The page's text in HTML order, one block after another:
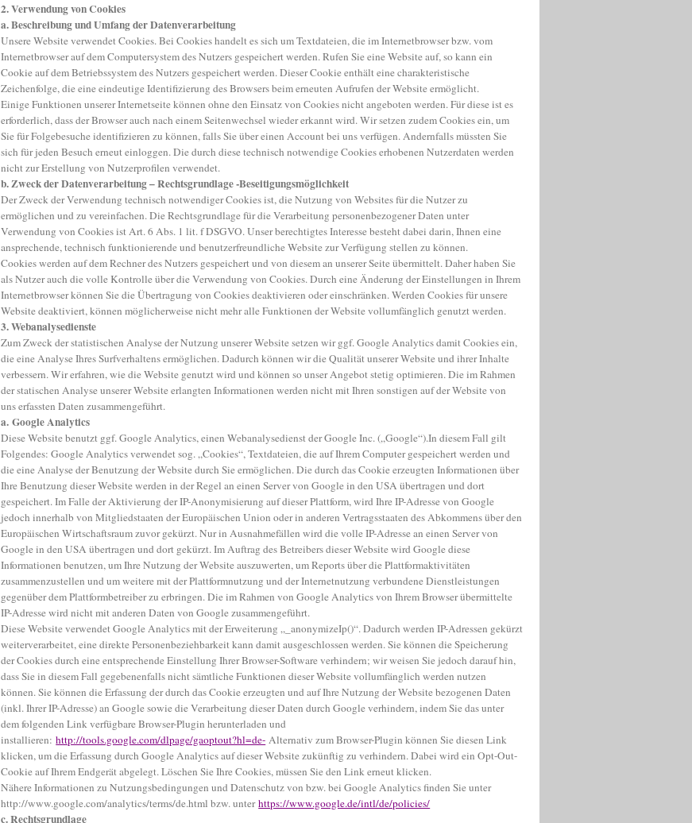
2. Verwendung von Cookies
a. Beschreibung und Umfang der Datenverarbeitung
Unsere Website verwendet Cookies. Bei Cookies handelt es sich um Textdateien, die im Internetbrowser bzw. vom
Internetbrowser auf dem Computersystem des Nutzers gespeichert werden. Rufen Sie eine Website auf, so kann ein
Cookie auf dem Betriebssystem des Nutzers gespeichert werden. Dieser Cookie enthält eine charakteristische
Zeichenfolge, die eine eindeutige Identifizierung des Browsers beim erneuten Aufrufen der Website ermöglicht.
Einige Funktionen unserer Internetseite können ohne den Einsatz von Cookies nicht angeboten werden. Für diese ist es
erforderlich, dass der Browser auch nach einem Seitenwechsel wieder erkannt wird. Wir setzen zudem Cookies ein, um
Sie für Folgebesuche identifizieren zu können, falls Sie über einen Account bei uns verfügen. Andernfalls müssten Sie
sich für jeden Besuch erneut einloggen. Die durch diese technisch notwendige Cookies erhobenen Nutzerdaten werden
nicht zur Erstellung von Nutzerprofilen verwendet.
b. Zweck der Datenverarbeitung – Rechtsgrundlage -Beseitigungsmöglichkeit
Der Zweck der Verwendung technisch notwendiger Cookies ist, die Nutzung von Websites für die Nutzer zu
ermöglichen und zu vereinfachen. Die Rechtsgrundlage für die Verarbeitung personenbezogener Daten unter
Verwendung von Cookies ist Art. 6 Abs. 1 lit. f DSGVO. Unser berechtigtes Interesse besteht dabei darin, Ihnen eine
ansprechende, technisch funktionierende und benutzerfreundliche Website zur Verfügung stellen zu können.
Cookies werden auf dem Rechner des Nutzers gespeichert und von diesem an unserer Seite übermittelt. Daher haben Sie
als Nutzer auch die volle Kontrolle über die Verwendung von Cookies. Durch eine Änderung der Einstellungen in Ihrem
Internetbrowser können Sie die Übertragung von Cookies deaktivieren oder einschränken. Werden Cookies für unsere
Website deaktiviert, können möglicherweise nicht mehr alle Funktionen der Website vollumfänglich genutzt werden.
3. Webanalysedienste
Zum Zweck der statistischen Analyse der Nutzung unserer Website setzen wir ggf. Google Analytics damit Cookies ein,
die eine Analyse Ihres Surfverhaltens ermöglichen. Dadurch können wir die Qualität unserer Website und ihrer Inhalte
verbessern. Wir erfahren, wie die Website genutzt wird und können so unser Angebot stetig optimieren. Die im Rahmen
der statischen Analyse unserer Website erlangten Informationen werden nicht mit Ihren sonstigen auf der Website von
uns erfassten Daten zusammengeführt.
a. Google Analytics
Diese Website benutzt ggf. Google Analytics, einen Webanalysedienst der Google Inc. („Google“).In diesem Fall gilt
Folgendes: Google Analytics verwendet sog. „Cookies“, Textdateien, die auf Ihrem Computer gespeichert werden und
die eine Analyse der Benutzung der Website durch Sie ermöglichen. Die durch das Cookie erzeugten Informationen über
Ihre Benutzung dieser Website werden in der Regel an einen Server von Google in den USA übertragen und dort
gespeichert. Im Falle der Aktivierung der IP-Anonymisierung auf dieser Plattform, wird Ihre IP-Adresse von Google
jedoch innerhalb von Mitgliedstaaten der Europäischen Union oder in anderen Vertragsstaaten des Abkommens über den
Europäischen Wirtschaftsraum zuvor gekürzt. Nur in Ausnahmefällen wird die volle IP-Adresse an einen Server von
Google in den USA übertragen und dort gekürzt. Im Auftrag des Betreibers dieser Website wird Google diese
Informationen benutzen, um Ihre Nutzung der Website auszuwerten, um Reports über die Plattformaktivitäten
zusammenzustellen und um weitere mit der Plattformnutzung und der Internetnutzung verbundene Dienstleistungen
gegenüber dem Plattformbetreiber zu erbringen. Die im Rahmen von Google Analytics von Ihrem Browser übermittelte
IP-Adresse wird nicht mit anderen Daten von Google zusammengeführt.
Diese Website verwendet Google Analytics mit der Erweiterung „_anonymizeIp()“. Dadurch werden IP-Adressen gekürzt
weiterverarbeitet, eine direkte Personenbeziehbarkeit kann damit ausgeschlossen werden. Sie können die Speicherung
der Cookies durch eine entsprechende Einstellung Ihrer Browser-Software verhindern; wir weisen Sie jedoch darauf hin,
dass Sie in diesem Fall gegebenenfalls nicht sämtliche Funktionen dieser Website vollumfänglich werden nutzen
können. Sie können die Erfassung der durch das Cookie erzeugten und auf Ihre Nutzung der Website bezogenen Daten
(inkl. Ihrer IP-Adresse) an Google sowie die Verarbeitung dieser Daten durch Google verhindern, indem Sie das unter
dem folgenden Link verfügbare Browser-Plugin herunterladen und
installieren:http://tools.google.com/dlpage/gaoptout?hl=de- Alternativ zum Browser-Plugin können Sie diesen Link
klicken, um die Erfassung durch Google Analytics auf dieser Website zukünftig zu verhindern. Dabei wird ein Opt-Out-
Cookie auf Ihrem Endgerät abgelegt. Löschen Sie Ihre Cookies, müssen Sie den Link erneut klicken.
Nähere Informationen zu Nutzungsbedingungen und Datenschutz von bzw. bei Google Analytics finden Sie unter
http://www.google.com/analytics/terms/de.html bzw. unterhttps://www.google.de/intl/de/policies/
c. Rechtsgrundlage